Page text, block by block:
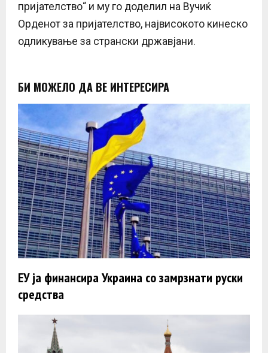
пријателство“ и му го доделил на Вучиќ
Орденот за пријателство, највисокото кинеско
одликување за странски државјани.
БИ МОЖЕЛО ДА ВЕ ИНТЕРЕСИРА
ЕУ ја финансира Украина со замрзнати руски
средства